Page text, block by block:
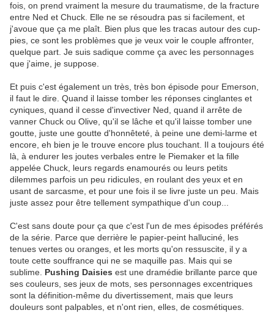
fois, on prend vraiment la mesure du traumatisme, de la fracture
entre Ned et Chuck. Elle ne se résoudra pas si facilement, et
j'avoue que ça me plaît. Bien plus que les tracas autour des cup-
pies, ce sont les problèmes que je veux voir le couple affronter,
quelque part. Je suis sadique comme ça avec les personnages
que j'aime, je suppose.
Et puis c'est également un très, très bon épisode pour Emerson,
il faut le dire. Quand il laisse tomber les réponses cinglantes et
cyniques, quand il cesse d'invectiver Ned, quand il arrête de
vanner Chuck ou Olive, qu'il se lâche et qu'il laisse tomber une
goutte, juste une goutte d'honnêteté, à peine une demi-larme et
encore, eh bien je le trouve encore plus touchant. Il a toujours été
là, à endurer les joutes verbales entre le Piemaker et la fille
appelée Chuck, leurs regards enamourés ou leurs petits
dilemmes parfois un peu ridicules, en roulant des yeux et en
usant de sarcasme, et pour une fois il se livre juste un peu. Mais
juste assez pour être tellement sympathique d'un coup...
C'est sans doute pour ça que c'est l'un de mes épisodes préférés
de la série. Parce que derrière le papier-peint halluciné, les
tenues vertes ou oranges, et les morts qu'on ressuscite, il y a
toute cette souffrance qui ne se maquille pas. Mais qui se
sublime. Pushing Daisies est une dramédie brillante parce que
ses couleurs, ses jeux de mots, ses personnages excentriques
sont la définition-même du divertissement, mais que leurs
douleurs sont palpables, et n'ont rien, elles, de cosmétiques.